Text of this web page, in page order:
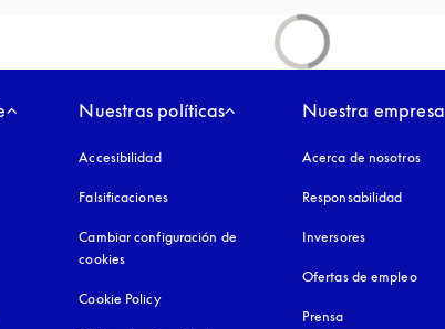
Nuestras políticas
Accesibilidadapertura en una pestaña nueva
Falsificacionesapertura en una pestaña nueva
Cambiar configuración de
cookies
Cookie Policyapertura en una pestaña nueva
Nuestra empresa
Acerca de nosotros
Responsabilidad
Inversores
Ofertas de empleo
Prensa